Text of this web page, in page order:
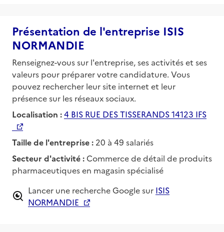
Présentation de l'entreprise ISIS
NORMANDIE
Renseignez-vous sur l'entreprise, ses activités et ses
valeurs pour préparer votre candidature. Vous
pouvez rechercher leur site internet et leur
présence sur les réseaux sociaux.
Localisation :4 BIS RUE DES TISSERANDS 14123 IFS
Taille de l'entreprise : 20 à 49 salariés
Secteur d'activité : Commerce de détail de produits
pharmaceutiques en magasin spécialisé
Lancer une recherche Google sur ISIS
NORMANDIE